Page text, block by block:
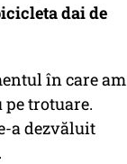
dai de
în care am
pe trotuare.
a dezvăluit